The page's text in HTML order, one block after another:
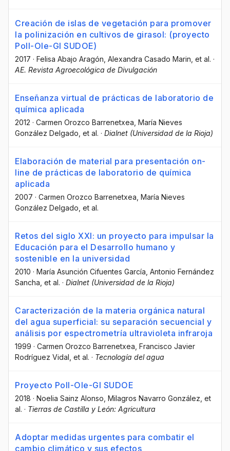
Creación de islas de vegetación para promover
la polinización en cultivos de girasol: (proyecto
Poll-Ole-GI SUDOE)
2017 · Felisa Abajo Aragón , Alexandra Casado Marin , et al. ·
AE. Revista Agroecológica de Divulgación
Enseñanza virtual de prácticas de laboratorio de
química aplicada
2012 · Carmen Orozco Barrenetxea , María Nieves
González Delgado , et al. · Dialnet (Universidad de la Rioja)
Elaboración de material para presentación on-
line de prácticas de laboratorio de química
aplicada
2007 · Carmen Orozco Barrenetxea , María Nieves
González Delgado , et al.
Retos del siglo XXI: un proyecto para impulsar la
Educación para el Desarrollo humano y
sostenible en la universidad
2010 · María Asunción Cifuentes García , Antonio Fernández
Sancha , et al. · Dialnet (Universidad de la Rioja)
Caracterización de la materia orgánica natural
del agua superficial: su separación secuencial y
análisis por espectrometría ultravioleta infraroja
1999 · Carmen Orozco Barrenetxea , Francisco Javier
Rodríguez Vidal , et al. · Tecnología del agua
Proyecto Poll-Ole-GI SUDOE
2018 · Noelia Sainz Alonso , Milagros Navarro González , et
al. · Tierras de Castilla y León: Agricultura
Adoptar medidas urgentes para combatir el
cambio climático y sus efectos